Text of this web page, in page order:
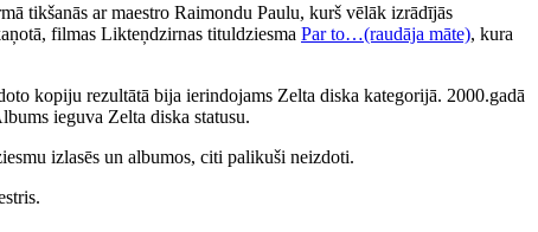
tikšanās ar maestro Raimondu Paulu, kurš vēlāk izrādījās
filmas Likteņdzirnas tituldziesma Par to…(raudāja māte), kura
kopiju rezultātā bija ierindojams Zelta diska kategorijā. 2000.gadā
ieguva Zelta diska statusu.
izlasēs un albumos, citi palikuši neizdoti.